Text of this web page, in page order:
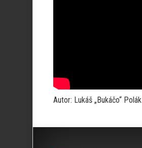
Autor: Lukáš „Bukáčo“ Polák